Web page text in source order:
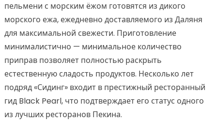
пельмени с морским ёжом готовятся из дикого
морского ежа, ежедневно доставляемого из Даляня
для максимальной свежести. Приготовление
минималистично — минимальное количество
приправ позволяет полностью раскрыть
естественную сладость продуктов. Несколько лет
подряд «Сидинг» входит в престижный ресторанный
гид Black Pearl, что подтверждает его статус одного
из лучших ресторанов Пекина.